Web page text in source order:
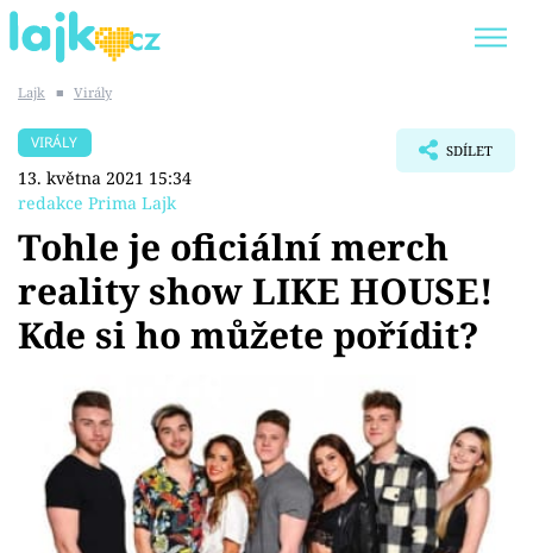
SHOPAHOLICADEL
Témata
Showbyznys
Youtubeři
Virály
Sex a vztahy
Lajk ■ Virály
VIRÁLY
13. května 2021 15:34
redakce Prima Lajk
SDÍLET
Tohle je oficiální merch
reality show LIKE HOUSE!
Kde si ho můžete pořídit?